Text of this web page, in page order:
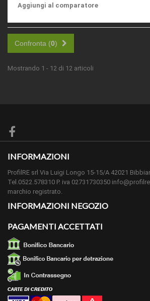
Aggiungi al comparatore
Confronta (0)
Mostrando 1 - 12 di 12 articoli
INFORMAZIONI
ProfilRE srl Via Luigi Longo 15-15/A 42021
Tel.0522.578310 P. iva 02731730350
marchio registrato.
INFORMAZIONI NEGOZIO
PAGAMENTI ACCETTATI